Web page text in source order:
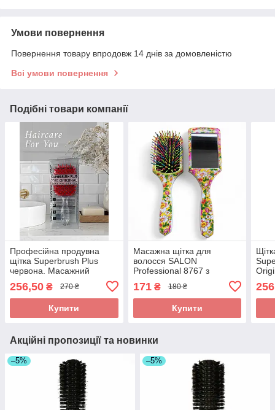
Умови повернення
Повернення товару впродовж 14 днів за домовленістю
Всі умови повернення
Подібні товари компанії
Професійна продувна
щітка Superbrush Plus
червона. Масажний
для мокрого та сухого
волосся.
256,50 ₴ 270 ₴
Купити
Масажна щітка для
волосся SALON
Professional 8767 з
дзеркалом. Антистатична
щітка для розплутування
мокрого та тендітного
171₴ 180 ₴
Купити
Акційні пропозиції та новинки
–5% –5%